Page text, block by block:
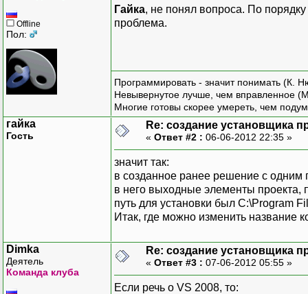
Offline
Пол:
Гайка, не понял вопроса. По порядку
проблема.
Программировать - значит понимать (К.
Невывернутое лучше, чем вправленное
Многие готовы скорее умереть, чем
гайка
Гость
Re: создание установщика
« Ответ #2 : 06-06-2012 22:35 »
значит так:
в созданное ранее решение с одним
в него выходные элементы проекта,
путь для установки был C:\Program
Итак, где можно изменить название
Dimka
Деятель
Команда клуба
Re: создание установщика
« Ответ #3 : 07-06-2012 05:55 »
Если речь о VS 2008, то: